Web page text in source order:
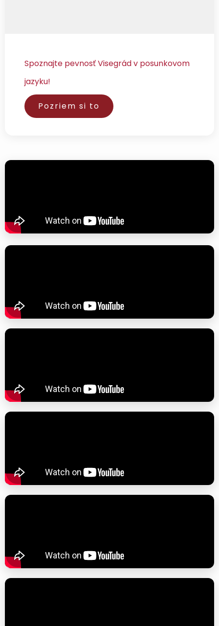
Spoznajte pevnosť Visegrád v posunkovom
jazyku!
Pozriem si to